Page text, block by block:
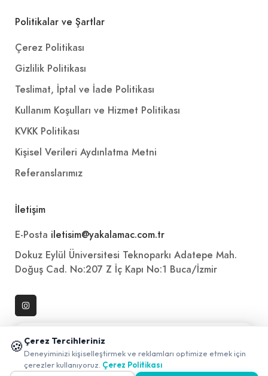
Politikalar ve Şartlar
Çerez Politikası
Gizlilik Politikası
Teslimat, İptal ve İade Politikası
Kullanım Koşulları ve Hizmet Politikası
KVKK Politikası
Kişisel Verileri Aydınlatma Metni
Referanslarımız
İletişim
E-Posta iletisim@yakalamac.com.tr
Dokuz Eylül Üniversitesi Teknoparkı Adatepe Mah.
Doğuş Cad. No:207 Z İç Kapı No:1 Buca/İzmir
🍪 Çerez Tercihleriniz
Deneyiminizi kişiselleştirmek ve reklamları optimize etmek için
çerezler kullanıyoruz. Çerez Politikası
📱 Mobil uygulamamızı keşfedin!
✖